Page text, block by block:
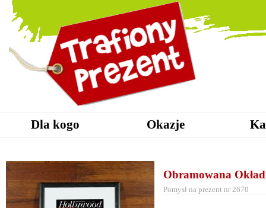
Dla kogo Okazje
Obramowana
Pomysł na prezent nr 2670